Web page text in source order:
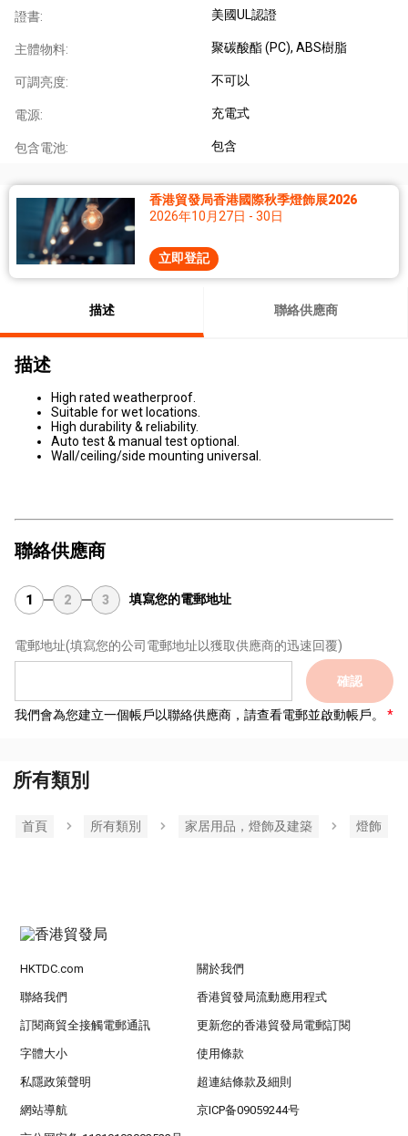
證書: 美國UL認證
主體物料: 聚碳酸酯 (PC), ABS樹脂
可調亮度: 不可以
電源: 充電式
包含電池: 包含
香港貿發局香港國際秋季燈飾展2026
2026年10月27日 - 30日
立即登記
描述 聯絡供應商
描述
High rated weatherproof.
Suitable for wet locations.
High durability & reliability.
Auto test & manual test optional.
Wall/ceiling/side mounting universal.
聯絡供應商
1 2 3 填寫您的電郵地址
電郵地址(填寫您的公司電郵地址以獲取供應商的迅速回覆)
確認
我們會為您建立一個帳戶以聯絡供應商，請查看電郵並啟動帳戶。
所有類別
首頁 所有類別 家居用品，燈飾及建築 燈飾
HKTDC.com 關於我們
聯絡我們 香港貿發局流動應用程式
訂閱商貿全接觸電郵通訊 更新您的香港貿發局電郵訂閱
字體大小 使用條款
私隱政策聲明 超連結條款及細則
網站導航 京ICP备09059244号